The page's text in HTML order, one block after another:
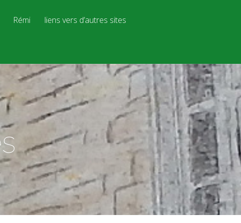
Rémi liens vers d’autres sites